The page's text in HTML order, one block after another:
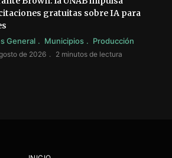
gratuitas sobre IA para
General Municipios Producción
de 2026 2 minutos de lectura